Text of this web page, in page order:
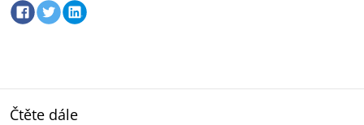
Čtěte dále